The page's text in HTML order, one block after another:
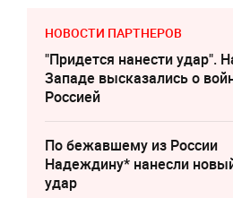
НОВОСТИ ПАРТНЕРОВ
"Придется нанести удар".
Западе высказались о
Россией
По бежавшему из России
Надеждину* нанесли
удар